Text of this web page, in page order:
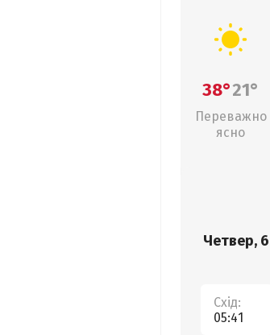
38°21°
Переважно
ясно
Четвер,
Схід:
05:41